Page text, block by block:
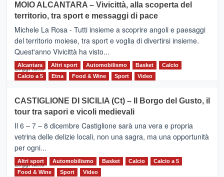
Torna
la
Supermaratona
dell’Etna
MOIO ALCANTARA – Vivicittà, alla scoperta del
territorio, tra sport e messaggi di pace
Michele La Rosa - Tutti insieme a scoprire angoli e paesaggi
del territorio moiese, tra sport e voglia di divertirsi insieme.
Quest'anno Vivicittà ha visto...
Leggi tutto Leggi
MOIO
ALCANTARA
–
Vivicittà,
alla
scoperta
del
territorio,
Alcantara Altri sport Automobilismo Basket
Calcio
Calcio a 5
Etna Food & Wine Sport Video
CASTIGLIONE DI SICILIA (Ct) – Il Borgo del Gusto, il
tour tra sapori e vicoli medievali
Il 6 – 7 – 8 dicembre Castiglione sarà una vera e propria
vetrina delle delizie locali, non una sagra, ma una opportunità
per ogni...
Leggi tuttoLeggi
di
Altri sport Automobilismo Basket Calcio
Calcio a 5
Food & Wine
Sport Video